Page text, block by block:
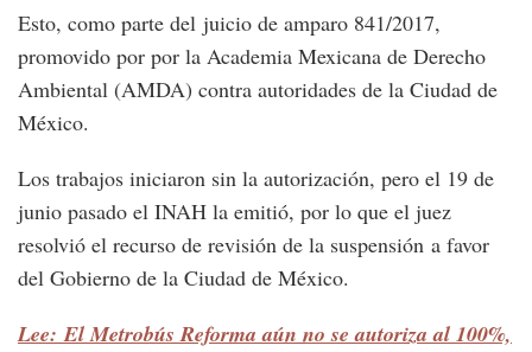
Esto, como parte del juicio de amparo 841/2017,
promovido por por la Academia Mexicana de Derecho
Ambiental (AMDA) contra autoridades de la Ciudad de
México.
Los trabajos iniciaron sin la autorización, pero el 19 de
junio pasado el INAH la emitió, por lo que el juez
resolvió el recurso de revisión de la suspensión a favor
del Gobierno de la Ciudad de México.
Lee: El Metrobús Reforma aún no se autoriza al 100%,